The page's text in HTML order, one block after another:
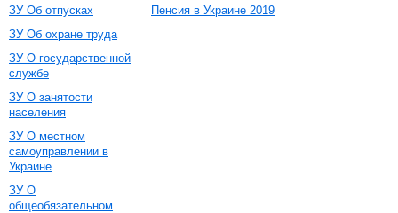
ЗУ Об отпусках
ЗУ Об охране труда
ЗУ О государственной
службе
ЗУ О занятости
населения
ЗУ О местном
самоуправлении в
Украине
ЗУ О
общеобязательном
Пенсия в Украине 2019